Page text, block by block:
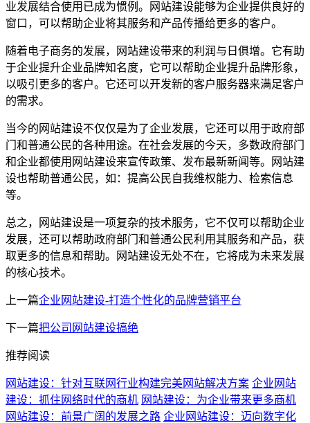
业发展结合使用已成为惯例。网站建设能够为企业提供良好的
窗口，可以帮助企业将其服务和产品传播给更多的客户。
随着电子商务的发展，网站建设带来的利润与日俱增。它有助
于企业提升企业品牌知名度，它可以帮助企业提升品牌形象，
以吸引更多的客户。它还可以开发新的客户服务器来满足客户
的需求。
当今的网站建设不仅仅是为了企业发展，它还可以用于政府部
门和普通公民的各种用途。在社会发展的今天，多数政府部门
和企业都使用网站建设来宣传政策、发布最新新闻等。网站建
设也帮助普通公民，如：提高公民自我维权能力、检索信息
等。
总之，网站建设是一项复杂的技术服务，它不仅可以帮助企业
发展，还可以帮助政府部门和普通公民利用其服务和产品，获
取更多的信息和帮助。网站建设无处不在，它将成为未来发展
的核心技术。
上一篇企业网站建设-打造个性化的品牌营销平台
下一篇把公司网站建设搞绝
推荐阅读
网站建设：针对互联网行业构建完美网站解决方案 企业网站
建设：抓住网络时代的商机 网站建设：为企业带来更多商机
网站建设：前景广阔的发展之路 企业网站建设：迈向数字化